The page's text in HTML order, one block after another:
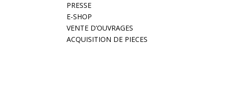
PRESSE
E-SHOP
VENTE D’OUVRAGES
ACQUISITION DE PIECES